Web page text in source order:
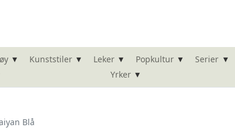
▾ Kunststiler ▾ Leker ▾ Popkultur ▾ Serier ▾
Yrker ▾
Blå